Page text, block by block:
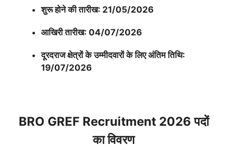
शुरू होने की तारीख: 21/05/2026
आखिरी तारीख: 04/07/2026
दूरदराज क्षेत्रों के उम्मीदवारों के लिए अंतिम तिथि:
19/07/2026
BRO GREF Recruitment 2026 पदों
का विवरण